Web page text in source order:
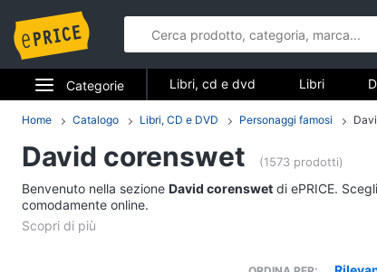
Categorie
Elettrodomestici
Informatica
Telefonia
Libri, cd
Libri, cd e dvd Libri
Home Catalogo Libri, CD e DVD Personaggi famosi
David corenswet (1573 prodotti)
Benvenuto nella sezione David corenswet di ePRICE.
comodamente online.